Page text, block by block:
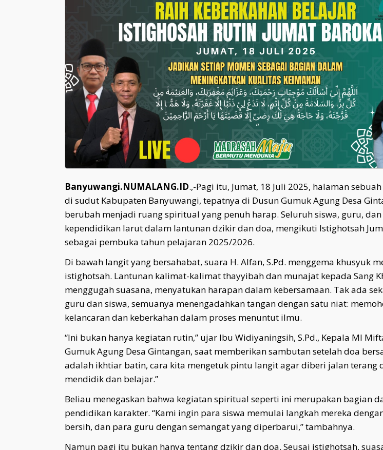
Banyuwangi.NUMALANG.ID.,-Pagi itu, Jumat, 18 Juli 2025, halaman
di sudut Kabupaten Banyuwangi, tepatnya di Dusun Gumuk Agung Desa
berubah menjadi ruang spiritual yang penuh harap. Seluruh siswa, guru, dan
kependidikan larut dalam lantunan dzikir dan doa, mengikuti Istighotsah
sebagai pembuka tahun pelajaran 2025/2026.
Di bawah langit yang bersahabat, suara H. Alfan, S.Pd. menggema khusyuk
istighotsah. Lantunan kalimat-kalimat thayyibah dan munajat kepada Sang
menggugah suasana, menyatukan harapan dalam kebersamaan. Tak ada
guru dan siswa, semuanya menengadahkan tangan dengan satu niat:
kelancaran dan keberkahan dalam proses menuntut ilmu.
“Ini bukan hanya kegiatan rutin,” ujar Ibu Widiyaningsih, S.Pd., Kepala MI
Gumuk Agung Desa Gintangan, saat memberikan sambutan setelah doa
adalah ikhtiar batin, cara kita mengetuk pintu langit agar diberi jalan terang
mendidik dan belajar.”
Beliau menegaskan bahwa kegiatan spiritual seperti ini merupakan bagian
pendidikan karakter. “Kami ingin para siswa memulai langkah mereka
bersih, dan para guru dengan semangat yang diperbarui,” tambahnya.
Namun pagi itu bukan hanya tentang dzikir dan doa. Seusai istighotsah,